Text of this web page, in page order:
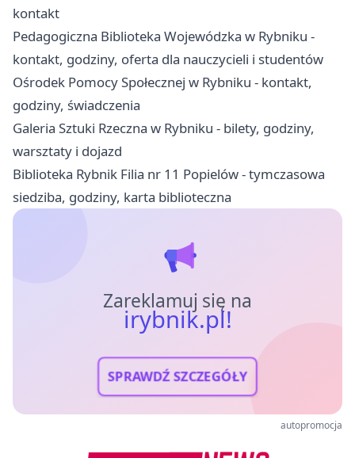
kontakt
Pedagogiczna Biblioteka Wojewódzka w Rybniku -
kontakt, godziny, oferta dla nauczycieli i studentów
Ośrodek Pomocy Społecznej w Rybniku - kontakt,
godziny, świadczenia
Galeria Sztuki Rzeczna w Rybniku - bilety, godziny,
warsztaty i dojazd
Biblioteka Rybnik Filia nr 11 Popielów - tymczasowa
siedziba, godziny, karta biblioteczna
Zareklamuj się na
irybnik.pl!
SPRAWDŹ SZCZEGÓŁY
autopromocja